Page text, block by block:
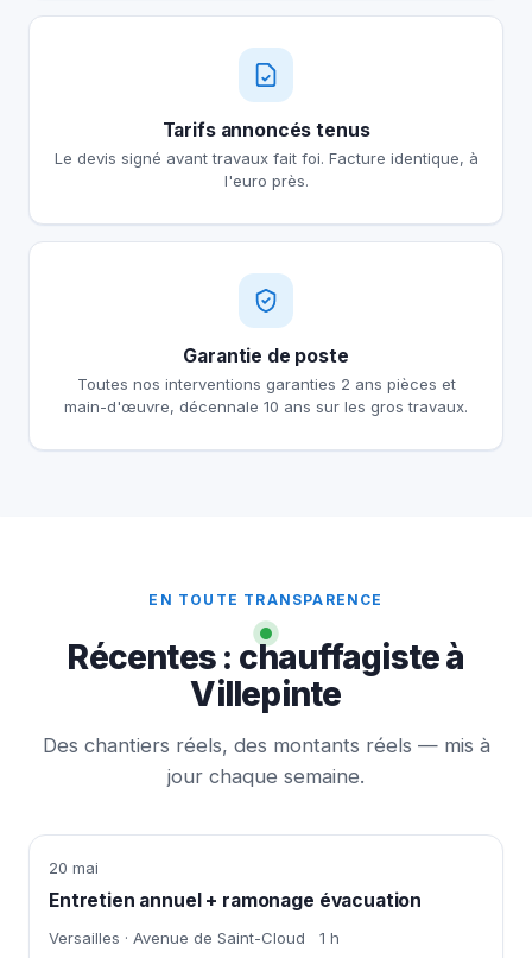
Tarifs annoncés tenus
Le devis signé avant travaux fait foi. Facture identique, à
l'euro près.
Garantie de poste
Toutes nos interventions garanties 2 ans pièces et
main-d'œuvre, décennale 10 ans sur les gros travaux.
EN TOUTE TRANSPARENCE
Récentes : chauffagiste à
Villepinte
Des chantiers réels, des montants réels — mis à
jour chaque semaine.
20 mai
Entretien annuel + ramonage évacuation
Versailles · Avenue de Saint-Cloud 1 h